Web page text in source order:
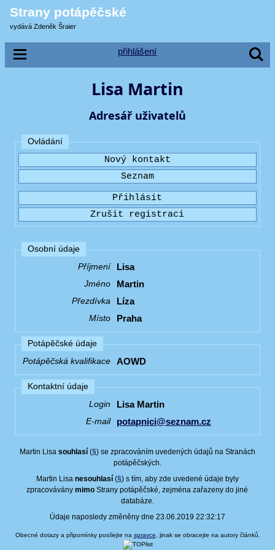
Strany potápěčské
vydává Zdeněk Šraier
přihlášení
Lisa Martin
Adresář uživatelů
Ovládání
Osobní údaje
Příjmení
Lisa
Jméno Martin
Přezdívka Líza
Místo Praha
Potápěčské údaje
Potápěčská kvalifikace
AOWD
Kontaktní údaje
Login
Lisa Martin
E-mail potapnici@seznam.cz
Martin Lisa souhlasí(§) se zpracováním uvedených údajů na Stranách
potápěčských.
Martin Lisa nesouhlasí(§) s tím, aby zde uvedené údaje byly
zpracováványmimo Strany potápěčské, zejména zařazeny do jiné
databáze.
Údaje naposledy změněny dne 23.06.2019 22:32:17
Obecné dotazy a připomínky posílejte na spravce , jinak se obracejte na autory článků.